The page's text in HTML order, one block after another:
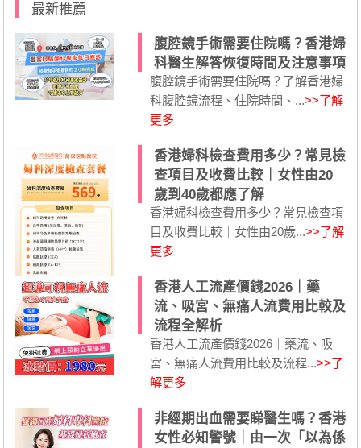
最新推薦
腹腔鏡手術需要住院嗎？香港婦
科醫生解答恢復時間及注意事項
腹腔鏡手術需要住院嗎？了解香港婦
科腹腔鏡流程、住院時間、...>>了解
更多
香港婦科檢查費用多少？常見檢
查項目及收費比較｜女性由20
歲到40歲都應了解
香港婦科檢查費用多少？常見檢查項
目及收費比較｜女性由20歲...>>了解
更多
香港人工流產價錢2026｜藥
流、吸宮、無痛人流費用比較及
流程全解析
香港人工流產價錢2026｜藥流、吸
宮、無痛人流費用比較及流程...>>了
解更多
非經期出血需要睇醫生嗎？香港
女性必知警號｜由一次「以為係